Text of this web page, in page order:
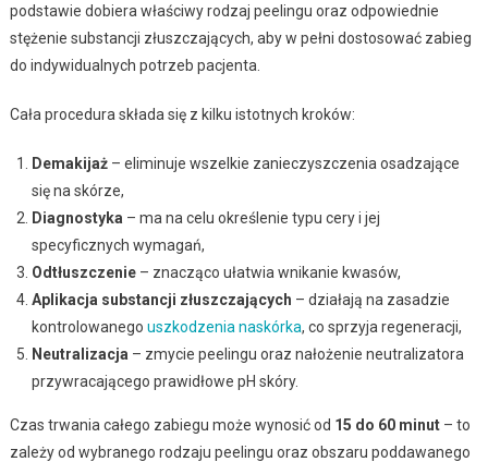
podstawie dobiera właściwy rodzaj peelingu oraz odpowiednie
stężenie substancji złuszczających, aby w pełni dostosować zabieg
do indywidualnych potrzeb pacjenta.
Cała procedura składa się z kilku istotnych kroków:
Demakijaż– eliminuje wszelkie zanieczyszczenia osadzające
się na skórze,
Diagnostyka – ma na celu określenie typu cery i jej
specyficznych wymagań,
Odtłuszczenie– znacząco ułatwia wnikanie kwasów,
Aplikacja substancji złuszczających – działają na zasadzie
kontrolowanego uszkodzenia naskórka, co sprzyja regeneracji,
Neutralizacja – zmycie peelingu oraz nałożenie neutralizatora
przywracającego prawidłowe pH skóry.
Czas trwania całego zabiegu może wynosić od 15 do 60 minut– to
zależy od wybranego rodzaju peelingu oraz obszaru poddawanego